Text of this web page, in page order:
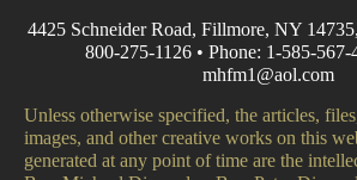
4425 Schneider Road, Fillmore, NY
800-275-1126 • Phone: 1-585-567-
mhfm1@aol.com
Unless otherwise specified, the articles,
images, and other creative works on this
generated at any point of time are the